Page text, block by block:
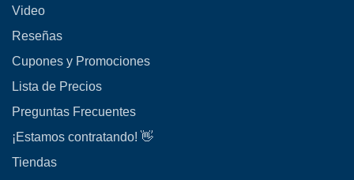
Video
Reseñas
Cupones y Promociones
Lista de Precios
Preguntas Frecuentes
¡Estamos contratando! 👋
Tiendas